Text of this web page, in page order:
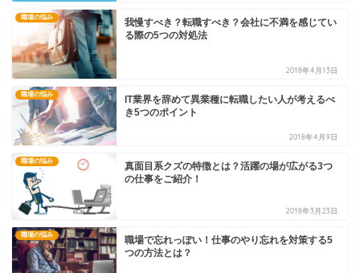
職場の悩み
我慢すべき？転職すべき？会社に不満を感じてい
る際の5つの対処法
2018年4月13日
職場の悩み
IT業界を辞めて異業種に転職したい人が考えるべ
き5つのポイント
2018年4月9日
職場の悩み
真面目系クズの特徴とは？活躍の場が広がる3つ
の仕事をご紹介！
2018年3月23日
職場の悩み
職場で忘れっぽい！仕事のやり忘れを対策する5
つの方法とは？